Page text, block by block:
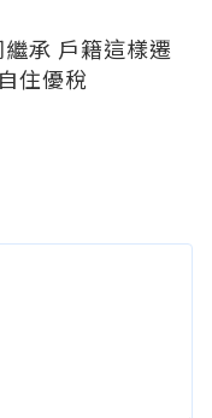
承 戶籍這樣遷
住優稅